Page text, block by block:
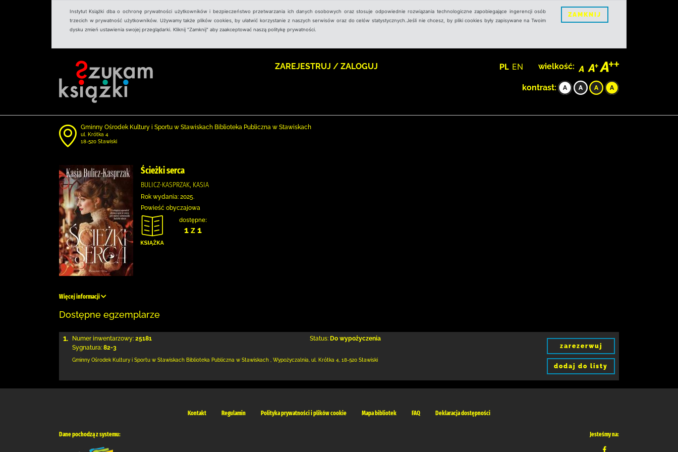
Instytut Książki dba o ochronę prywatności użytkowników i bezpieczeństwo przetwarzania ich danych osobowych oraz stosuje odpowiednie rozwiązania technologiczne zapobiegające ingerencji osób
trzecich w prywatność użytkowników. Używamy także plików cookies, by ułatwić korzystanie z naszych serwisów oraz do celów statystycznych.Jeśli nie chcesz, by pliki cookies były zapisywane na Twoim
dysku zmień ustawienia swojej przeglądarki. Kliknij "Zamknij" aby zaakceptować naszą politykę prywatności.
ZAMKNIJ
ZAREJESTRUJ / ZALOGUJ PL EN wielkość:
kontrast:
Gminny Ośrodek Kultury i Sportu w Stawiskach Biblioteka Publiczna w Stawiskach
ul. Krótka 4
18-520 Stawiski
Ścieżki serca
BULICZ-KASPRZAK, KASIA
Rok wydania: 2025.
Powieść obyczajowa
dostępne:
1 z 1
Więcej informacji
Dostępne egzemplarze
1. Numer inwentarzowy: 25181
Sygnatura: 82-3
Status: Do wypożyczenia
Gminny Ośrodek Kultury i Sportu w Stawiskach Biblioteka Publiczna w Stawiskach Wypożyczalnia, ul. Krótka 4 18-520 Stawiski
zarezerwuj
dodaj do listy
Kontakt Regulamin Polityka prywatności i plików cookie Mapa bibliotek FAQ Deklaracja dostępności
Dane pochodzą z systemu: Jesteśmy na: